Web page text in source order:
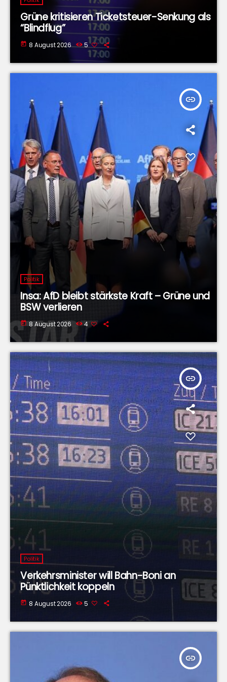
Grüne kritisieren Ticketsteuer-Senkung als
“Blindflug”
today 8 August 2026 5
insert_link
Politik
Insa: AfD bleibt stärkste Kraft – Grüne und
BSW verlieren
today 8 August 2026 4
insert_link
Politik
Verkehrsminister will Bahn-Boni an
Pünktlichkeit koppeln
today 8 August 2026 5
insert_link